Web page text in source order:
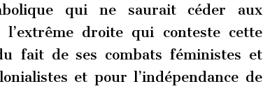
qui ne saurait céder aux
droite qui conteste cette
fait de ses combats féministes et
et pour l’indépendance de